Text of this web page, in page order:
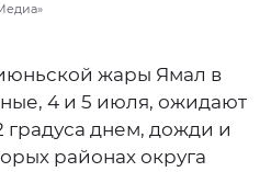
жары Ямал в
4 и 5 июля, ожидают
градуса днем, дожди и
районах округа